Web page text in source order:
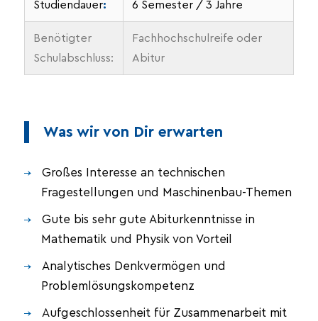
Studiendauer: 6 Semester / 3 Jahre
Benötigter
Schulabschluss:
Fachhochschulreife oder
Abitur
Was wir von Dir erwarten
Großes Interesse an technischen
Fragestellungen und Maschinenbau-Themen
Gute bis sehr gute Abiturkenntnisse in
Mathematik und Physik von Vorteil
Analytisches Denkvermögen und
Problemlösungskompetenz
Aufgeschlossenheit für Zusammenarbeit mit